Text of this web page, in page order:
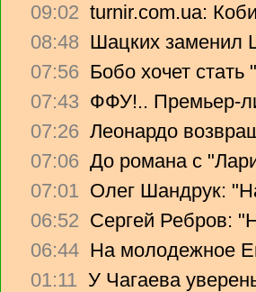
09:02 turnir.com.ua:
08:48 Шацких заменил
07:56 Бобо хочет стать
07:43 ФФУ!.. Премьер-
07:26 Леонардо
07:06 До романа с
07:01 Олег Шандрук:
06:52 Сергей Ребров:
06:44 На молодежное
01:11 У Чагаева